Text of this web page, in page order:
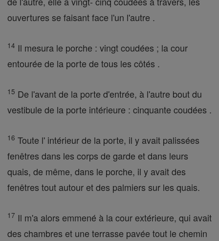
ouvertures se faisant face l'un l'autre .
14 Il mesura le porche : vingt coudées ; la cour
entourée de la porte de tous les côtés .
15 De l'avant de la porte d'entrée, à l'autre bout du
vestibule de la porte intérieure : cinquante coudées .
16 Toute l' intérieur de la porte, il y avait palissées
fenêtres dans les corps de garde et dans leurs
quais, de même, dans le porche, il y avait des
fenêtres tout autour et des palmiers sur les quais.
17 Il m'a alors emmené à la cour extérieure, qui avait
des chambres et une terrasse pavée tout le chemin